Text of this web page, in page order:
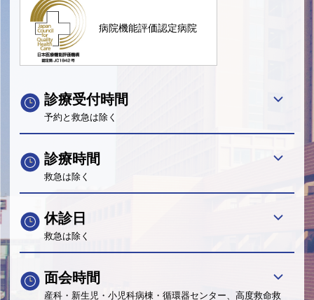
病院機能評価認定病院
診療受付時間
予約と救急は除く
診療時間
救急は除く
休診日
救急は除く
面会時間
産科・新生児・小児科病棟・循環器センター、高度救命救